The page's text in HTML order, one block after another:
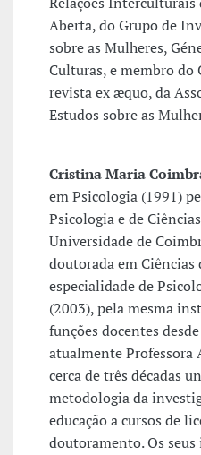
Aberta, do Grupo de
sobre as Mulheres,
Culturas, e membro
revista ex æquo, da
Estudos sobre as
Cristina Maria
em Psicologia (1991)
Psicologia e de
Universidade de
doutorada em Ciências
especialidade de
(2003), pela mesma
funções docentes
atualmente Professora
cerca de três décadas
metodologia da
educação a cursos de
doutoramento. Os seus